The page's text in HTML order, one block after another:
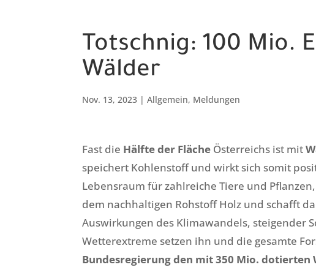
Totschnig: 100 Mio.
Wälder
Nov. 13, 2023 |Allgemein, Meldungen
Fast die Hälfte der Fläche Österreichs ist mit
speichert Kohlenstoff und wirkt sich somit
Lebensraum für zahlreiche Tiere und
dem nachhaltigen Rohstoff Holz und schafft
Auswirkungen des Klimawandels, steigender
Wetterextreme setzen ihn und die gesamte
Bundesregierung den mit 350 Mio. dotierten